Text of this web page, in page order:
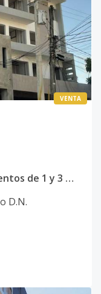
VENTA
Exclusivo Proyecto de Apartamentos de 1 y 3 Habitaciones en Mirador Norte, Santo Domingo DN
D.N.